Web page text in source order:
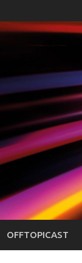
OFFTOPICAST